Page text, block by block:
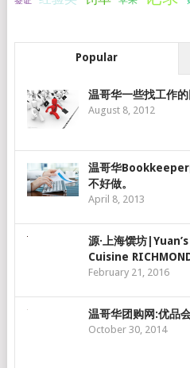
Popular
温哥华一些找工作
August 8, 2012
温哥华Bookkeeper
不好做。
April 8, 2013
源·上海馔坊
Cuisine
February 21, 2016
温哥华团购网:优品
October 30, 2014